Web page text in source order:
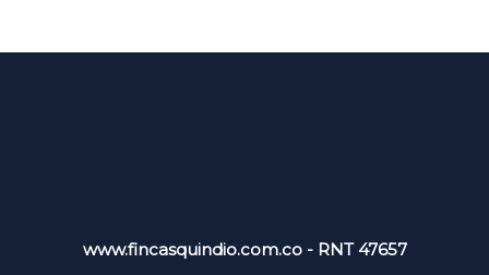
www.fincasquindio.com.co - RNT 47657